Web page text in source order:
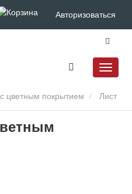
Авторизоваться
цветным покрытием